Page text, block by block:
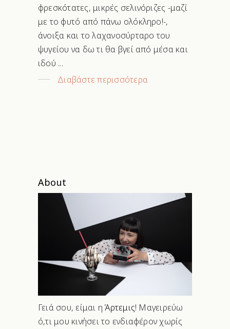
φρεσκότατες, μικρές σελινόριζες -μαζί
με το φυτό από πάνω ολόκληρο!-,
άνοιξα και το λαχανοσύρταρο του
ψυγείου να δω τι θα βγεί από μέσα και
ιδού
Διαβάστε περισσότερα
About
Γειά σου, είμαι ηΆρτεμις! Μαγειρεύω
ό,τι μου κινήσει το ενδιαφέρον χωρίς